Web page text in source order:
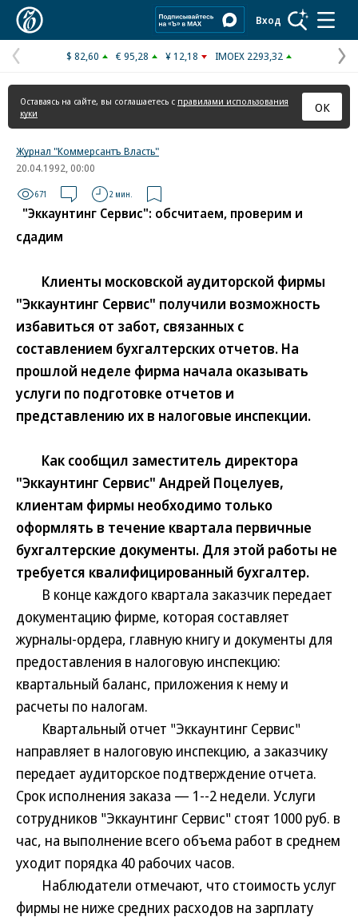
Вход
Предыдущая
страница
$ 82,60 € 95,28 ¥ 12,18 IMOEX 2293,32
Оставаясь на сайте, вы соглашаетесь с правилами использования
куки
ОК
Журнал "Коммерсантъ Власть"
20.04.1992, 00:00
671 2 мин.
"Эккаунтинг Сервис": обсчитаем, проверим и
сдадим
Клиенты московской аудиторской фирмы
"Эккаунтинг Сервис" получили возможность
избавиться от забот, связанных с
составлением бухгалтерских отчетов. На
прошлой неделе фирма начала оказывать
услуги по подготовке отчетов и
представлению их в налоговые инспекции.
Как сообщил заместитель директора
"Эккаунтинг Сервис" Андрей Поцелуев,
клиентам фирмы необходимо только
оформлять в течение квартала первичные
бухгалтерские документы. Для этой работы не
требуется квалифицированный бухгалтер.
В конце каждого квартала заказчик передает
документацию фирме, которая составляет
журналы-ордера, главную книгу и документы для
предоставления в налоговую инспекцию:
квартальный баланс, приложения к нему и
расчеты по налогам.
Квартальный отчет "Эккаунтинг Сервис"
направляет в налоговую инспекцию, а заказчику
передает аудиторское подтверждение отчета.
Срок исполнения заказа — 1--2 недели. Услуги
сотрудников "Эккаунтинг Сервис" стоят 1000 руб. в
час, на выполнение всего объема работ в среднем
уходит порядка 40 рабочих часов.
Наблюдатели отмечают, что стоимость услуг
фирмы не ниже средних расходов на зарплату